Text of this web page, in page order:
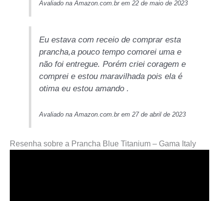
Avaliado na Amazon.com.br em 22 de maio de 2023
Eu estava com receio de comprar esta
prancha,a pouco tempo comorei uma e
não foi entregue. Porém criei coragem e
comprei e estou maravilhada pois ela é
otima eu estou amando .
Avaliado na Amazon.com.br em 27 de abril de 2023
Resenha sobre a Prancha Blue Titanium – Gama Italy